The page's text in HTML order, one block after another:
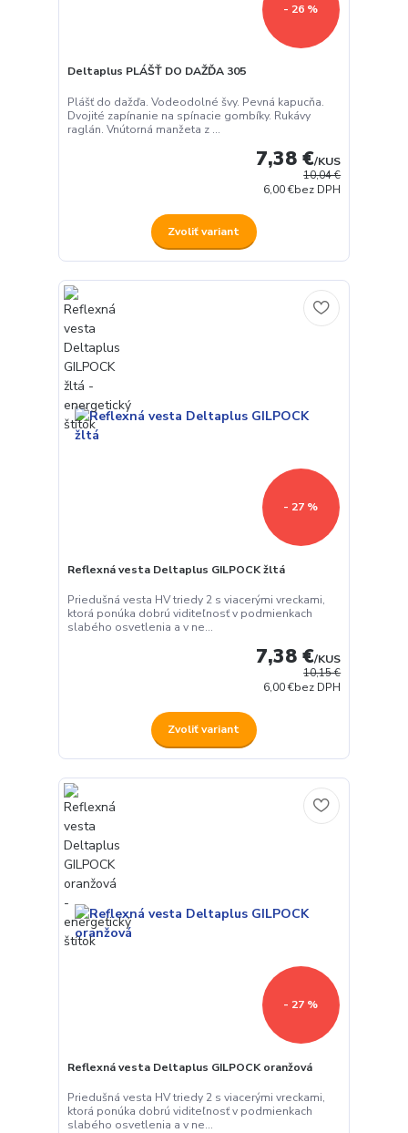
- 26 %
Deltaplus PLÁŠŤ DO DAŽĎA 305
Plášť do dažďa. Vodeodolné švy. Pevná kapucňa.
Dvojité zapínanie na spínacie gombíky. Rukávy
raglán. Vnútorná manžeta z ...
10,04 €
7,38 €/KUS
6,00 €bez DPH
Zvoliť variant
- 27 %
Reflexná vesta Deltaplus GILPOCK žltá
Priedušná vesta HV triedy 2 s viacerými vreckami,
ktorá ponúka dobrú viditeľnosť v podmienkach
slabého osvetlenia a v ne...
10,15 €
7,38 €/KUS
6,00 €bez DPH
Zvoliť variant
- 27 %
Reflexná vesta Deltaplus GILPOCK oranžová
Priedušná vesta HV triedy 2 s viacerými vreckami,
ktorá ponúka dobrú viditeľnosť v podmienkach
slabého osvetlenia a v ne...